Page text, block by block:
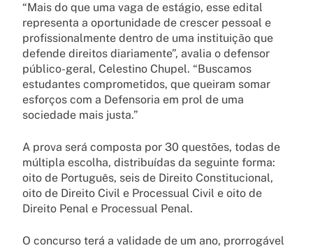
“Mais do que uma vaga de estágio, esse edital
representa a oportunidade de crescer pessoal e
profissionalmente dentro de uma instituição que
defende direitos diariamente”, avalia o defensor
público-geral, Celestino Chupel. “Buscamos
estudantes comprometidos, que queiram somar
esforços com a Defensoria em prol de uma
sociedade mais justa.”
A prova será composta por 30 questões, todas de
múltipla escolha, distribuídas da seguinte forma:
oito de Português, seis de Direito Constitucional,
oito de Direito Civil e Processual Civil e oito de
Direito Penal e Processual Penal.
O concurso terá a validade de um ano, prorrogável